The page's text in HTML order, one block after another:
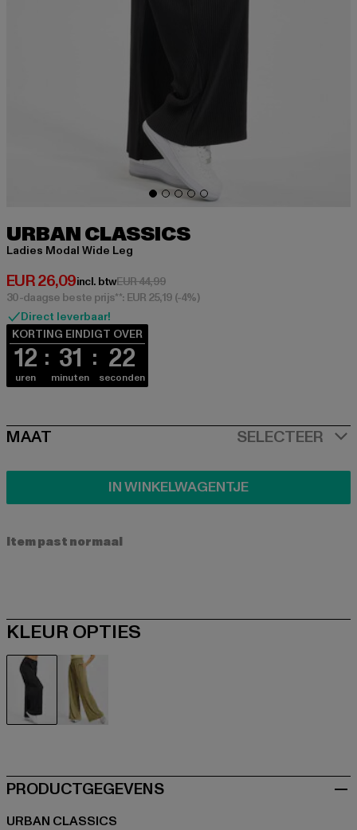
URBAN CLASSICS
Ladies Modal Wide Leg
EUR 26,09
Huidige prijs: EUR 26,09
incl. btwEUR 44,99Actieprijs: EUR 44,99
30-daagse beste prijs**: EUR 25,19 (-4%)
Direct leverbaar!
KORTING EINDIGT OVER
12
uren
31
minuten
21
seconden
SIZE
MAAT SELECTEER
IN WINKELWAGENTJE
Item past normaal
KLEUR OPTIES
PRODUCTGEGEVENS
URBAN CLASSICS